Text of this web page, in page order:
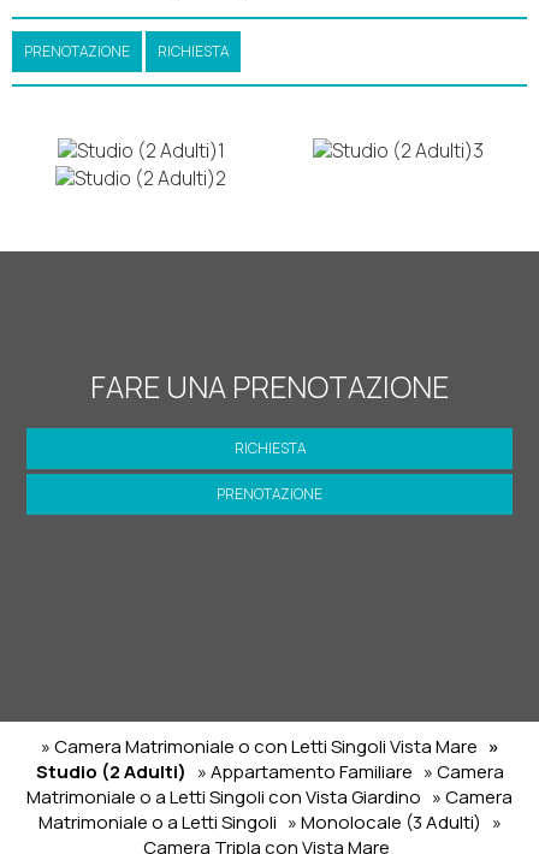
PRENOTAZIONE RICHIESTA
FARE UNA PRENOTAZIONE
RICHIESTA
PRENOTAZIONE
» Camera Matrimoniale o con Letti Singoli Vista Mare »
Studio (2 Adulti) » Appartamento Familiare » Camera
Matrimoniale o a Letti Singoli con Vista Giardino » Camera
Matrimoniale o a Letti Singoli » Monolocale (3 Adulti) »
Camera Tripla con Vista Mare